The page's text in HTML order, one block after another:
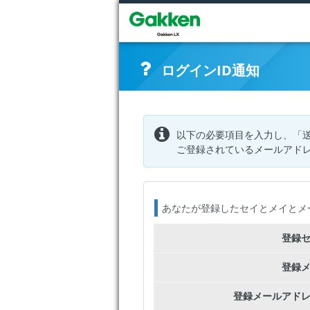
ログインID通知
以下の必要項目を入力し、「
ご登録されているメールアド
あなたが登録したセイとメイと
登録
登録
登録メールアド